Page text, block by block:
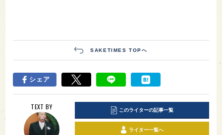
SAKETIMES TOPへ
シェア
TEXT BY このライターの記事一覧
ライター一覧へ